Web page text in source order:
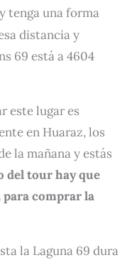
y tenga una forma
distancia y
69 está a 4604
este lugar es
en Huaraz, los
la mañana y estás
del tour hay que
para comprar la
la Laguna 69 dura